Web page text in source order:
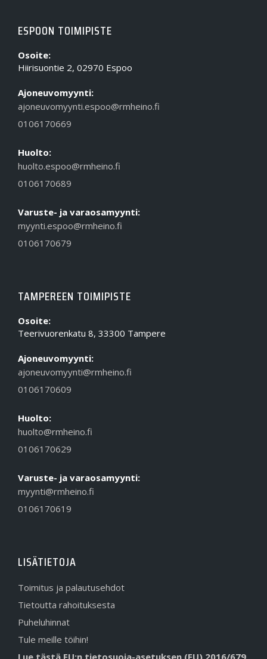
ESPOON TOIMIPISTE
Osoite:
Hiirisuontie 2, 02970 Espoo
Ajoneuvomyynti:
ajoneuvomyynti.espoo@rmheino.fi
0106170669
Huolto:
huolto.espoo@rmheino.fi
0106170689
Varuste- ja varaosamyynti:
myynti.espoo@rmheino.fi
0106170679
TAMPEREEN TOIMIPISTE
Osoite:
Teerivuorenkatu 8, 33300 Tampere
Ajoneuvomyynti:
ajoneuvomyynti@rmheino.fi
0106170609
Huolto:
huolto@rmheino.fi
0106170629
Varuste- ja varaosamyynti:
myynti@rmheino.fi
0106170619
LISÄTIETOJA
Toimitus ja palautusehdot
Tietoutta rahoituksesta
Puheluhinnat
Tule meille töihin!